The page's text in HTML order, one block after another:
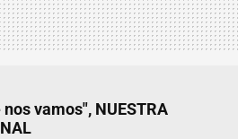
vamos", NUESTRA